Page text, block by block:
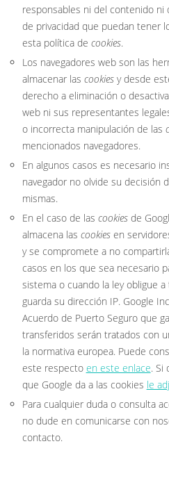
responsables ni del contenido ni
de privacidad que puedan tener
esta política de cookies.
Los navegadores web son las
almacenar las cookiesy desde
derecho a eliminación o
web ni sus representantes
o incorrecta manipulación de las
mencionados navegadores.
En algunos casos es necesario
navegador no olvide su decisión
mismas.
En el caso de las cookiesde
almacena las cookiesen
y se compromete a no
casos en los que sea necesario
sistema o cuando la ley obligue
guarda su dirección IP. Google
Acuerdo de Puerto Seguro que
transferidos serán tratados con
la normativa europea. Puede
este respecto en este enlace. Si
que Google da a las cookies le
Para cualquier duda o consulta
no dude en comunicarse con
contacto.